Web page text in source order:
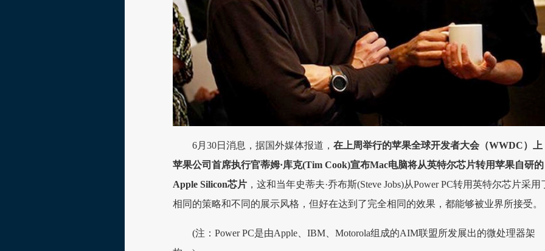
6月30日消息，据国外媒体报道， 在上周举行的苹果全球开发者大会（WWDC）上
苹果公司首席执行官蒂姆·库克(Tim Cook)宣布Mac电脑将从英特尔芯片转用苹果自研的
Apple Silicon芯片，这和当年史蒂夫·乔布斯(Steve Jobs)从Power PC转用英特尔芯片采用
相同的策略和不同的展示风格，但好在达到了完全相同的效果，都能够被业界所接受。
(注：Power PC是由Apple、IBM、Motorola组成的AIM联盟所发展出的微处理器架